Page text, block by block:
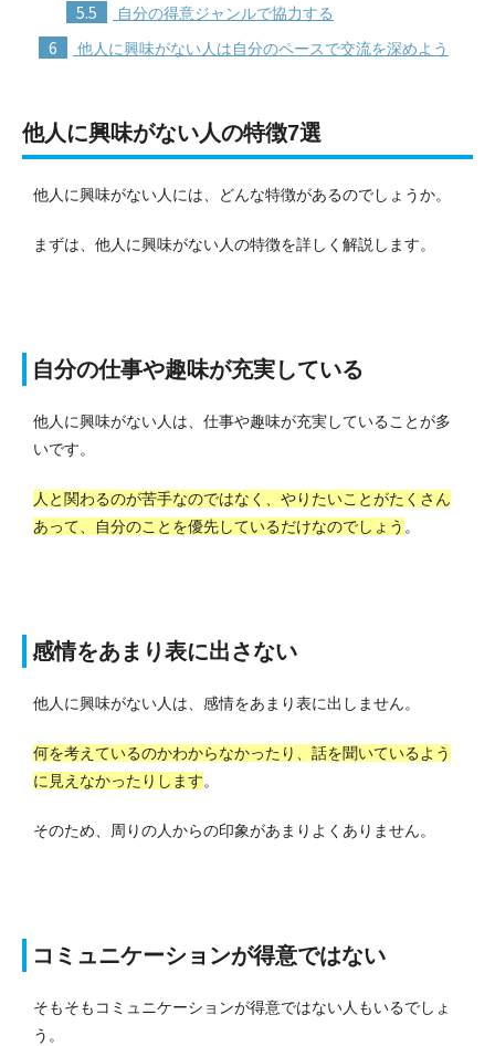
5.5 自分の得意ジャンルで協力する
6 他人に興味がない人は自分のペースで交流を深めよう
他人に興味がない人の特徴7選
他人に興味がない人には、どんな特徴があるのでしょうか。
まずは、他人に興味がない人の特徴を詳しく解説します。
自分の仕事や趣味が充実している
他人に興味がない人は、仕事や趣味が充実していることが多
いです。
人と関わるのが苦手なのではなく、やりたいことがたくさん
あって、自分のことを優先しているだけなのでしょう 。
感情をあまり表に出さない
他人に興味がない人は、感情をあまり表に出しません。
何を考えているのかわからなかったり、話を聞いているよう
に見えなかったりします。
そのため、周りの人からの印象があまりよくありません。
コミュニケーションが得意ではない
そもそもコミュニケーションが得意ではない人もいるでしょ
う。